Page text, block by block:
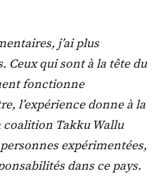
j’ai plus
Ceux qui sont à la tête du
fonctionne
l’expérience donne à la
coalition Takku Wallu
expérimentées,
dans ce pays.